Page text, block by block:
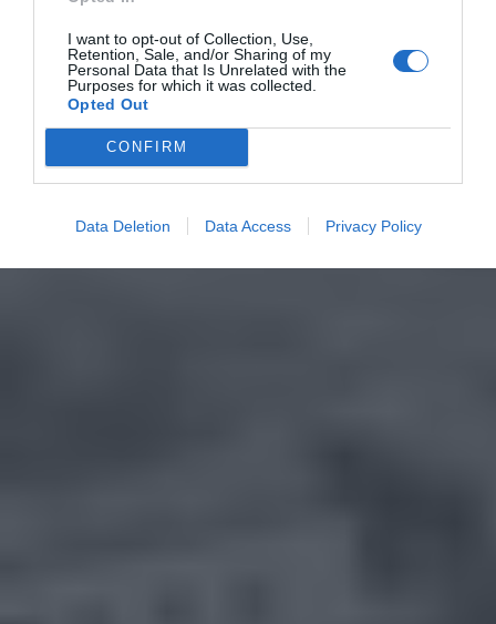
I want to opt-out of Collection, Use,
Retention, Sale, and/or Sharing of my
Personal Data that Is Unrelated with the
Purposes for which it was collected.
Opted Out
CONFIRM
Data Deletion Data Access Privacy Policy